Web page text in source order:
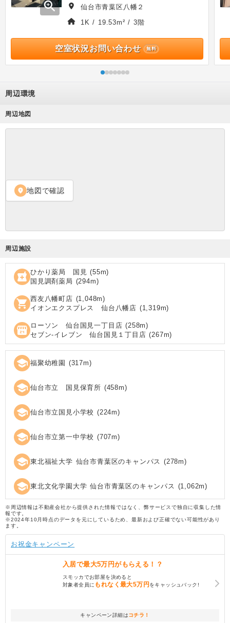
zoom_in
仙台市青葉区八幡２
1K / 19.53m² / 3階
空室状況お問い合わせ 無料
周辺環境
周辺地図
location_on 地図で確認
周辺施設
local_pharmacy ひかり薬局 国見 (55m)
国見調剤薬局 (294m)
shopping_cart 西友八幡町店 (1,048m)
イオンエクスプレス 仙台八幡店 (1,319m)
local_convenience_store ローソン 仙台国見一丁目店 (258m)
セブン‐イレブン 仙台国見１丁目店 (267m)
school 福聚幼稚園 (317m)
school 仙台市立 国見保育所 (458m)
school 仙台市立国見小学校 (224m)
school 仙台市立第一中学校 (707m)
school 東北福祉大学 仙台市青葉区のキャンパス (278m)
school 東北文化学園大学 仙台市青葉区のキャンパス (1,062m)
※周辺情報は不動産会社から提供された情報ではなく、弊サービスで独自に収集した情
報です。
※2024年10月時点のデータを元にしているため、最新および正確でない可能性があり
ます。
お祝金キャンペーン
入居で最大5万円がもらえる！？
スモッカでお部屋を決めると
対象者全員に もれなく最大5万円をキャッシュバック!
キャンペーン詳細はコチラ！